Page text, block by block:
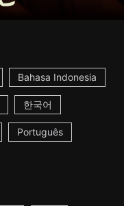
Bahasa Indonesia
한국어
Português